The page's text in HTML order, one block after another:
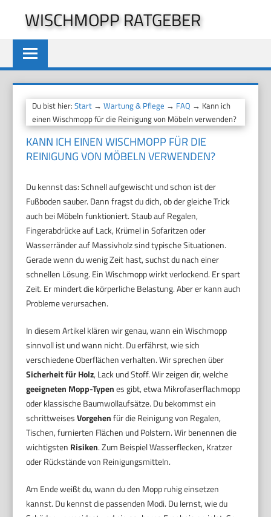
springen
WISCHMOPP RATGEBER
Du bist hier:Start →Wartung & Pflege → FAQ → Kann ich
einen Wischmopp für die Reinigung von Möbeln verwenden?
KANN ICH EINEN WISCHMOPP FÜR DIE
REINIGUNG VON MÖBELN VERWENDEN?
Du kennst das: Schnell aufgewischt und schon ist der
Fußboden sauber. Dann fragst du dich, ob der gleiche Trick
auch bei Möbeln funktioniert. Staub auf Regalen,
Fingerabdrücke auf Lack, Krümel in Sofaritzen oder
Wasserränder auf Massivholz sind typische Situationen.
Gerade wenn du wenig Zeit hast, suchst du nach einer
schnellen Lösung. Ein Wischmopp wirkt verlockend. Er spart
Zeit. Er mindert die körperliche Belastung. Aber er kann auch
Probleme verursachen.
In diesem Artikel klären wir genau, wann ein Wischmopp
sinnvoll ist und wann nicht. Du erfährst, wie sich
verschiedene Oberflächen verhalten. Wir sprechen über
Sicherheit für Holz, Lack und Stoff. Wir zeigen dir, welche
geeigneten Mopp-Typenes gibt, etwa Mikrofaserflachmopp
oder klassische Baumwollaufsätze. Du bekommst ein
schrittweisesVorgehenfür die Reinigung von Regalen,
Tischen, furnierten Flächen und Polstern. Wir benennen die
wichtigsten Risiken. Zum Beispiel Wasserflecken, Kratzer
oder Rückstände von Reinigungsmitteln.
Am Ende weißt du, wann du den Mopp ruhig einsetzen
kannst. Du kennst die passenden Modi. Du lernst, wie du